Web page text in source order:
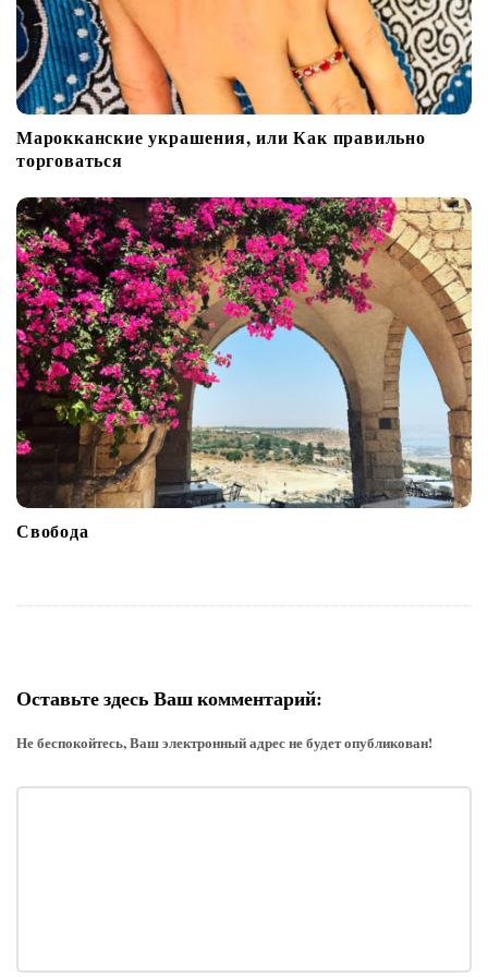
Марокканские украшения, или Как правильно
торговаться
Свобода
Оставьте здесь Ваш комментарий:
Не беспокойтесь, Ваш электронный адрес не будет опубликован!